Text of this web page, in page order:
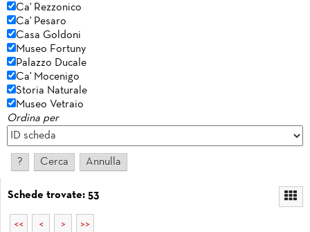
Ca' Rezzonico
Ca' Pesaro
Casa Goldoni
Museo Fortuny
Palazzo Ducale
Ca' Mocenigo
Storia Naturale
Museo Vetraio
Ordina per
Schede trovate: 53
<< < > >>